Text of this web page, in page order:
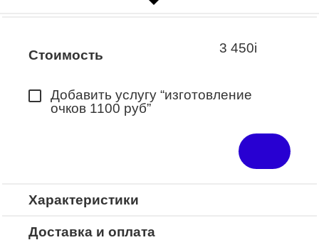
Стоимость 3 450i
Добавить услугу “изготовление
очков 1100 руб”
Характеристики
Доставка и оплата